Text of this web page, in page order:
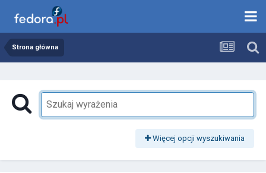
Strona główna
Więcej opcji wyszukiwania